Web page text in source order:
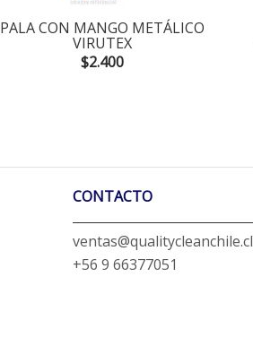
PALA CON MANGO METÁLICO
VIRUTEX
$2.400
CONTACTO
ventas@qualitycleanchile.cl
+56 9 66377051